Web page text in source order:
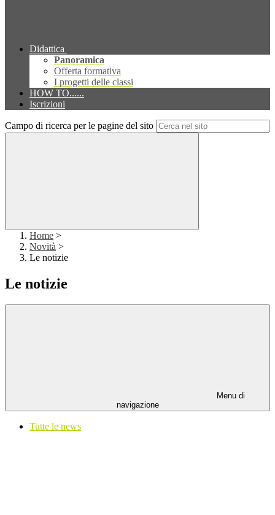
Didattica
Panoramica
Offerta formativa
I progetti delle classi
HOW TO......
Iscrizioni
Campo di ricerca per le pagine del sito
Home >
Novità >
Le notizie
Le notizie
Menu di
navigazione
Tutte le news